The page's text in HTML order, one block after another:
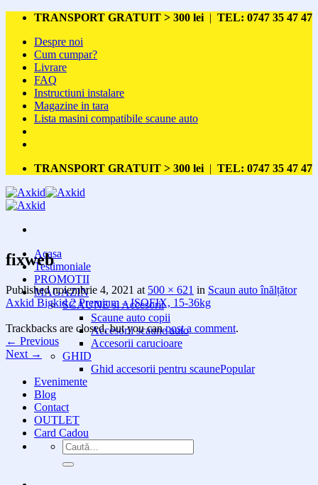
Skip
content
TRANSPORT GRATUIT > 300 lei | TEL: 0747 35 47 47
Despre noi
Cum cumpar?
Livrare
FAQ
Instructiuni instalare
Magazine in tara
Lista masini compatibile scaune auto
TRANSPORT GRATUIT > 300 lei | TEL: 0747 35 47 47
Acasa
Testimoniale
PROMOTII
MAGAZIN
SCAUNE si Accesorii
Scaune auto copii
Accesorii scaune auto
Accesorii carucioare
GHID
Ghid accesorii pentru scaune
Evenimente
Blog
Contact
OUTLET
Card Cadou
Caută
după:
fixweb
Publishednoiembrie 4, 2021 at 500 × 621 in Scaun auto înălțător
Axkid Bigkid 2 Premium – ISOFIX, 15-36kg
Trackbacks are closed, but you canpost a comment.
← Previous
Next →